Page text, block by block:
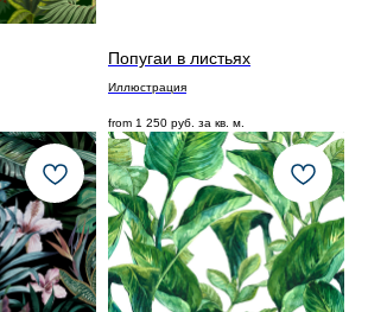
Попугаи в листьях
Иллюстрация
from 1 250 руб. за кв. м.